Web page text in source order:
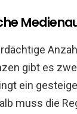
gibt es
ein
muss die